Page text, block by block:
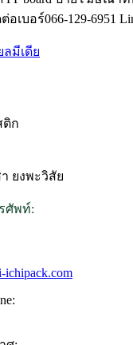
บอร์066-129-6951
ลมีเดีย
ติก
ยงพะวิสัย
ศัพท์:
ichipack.com